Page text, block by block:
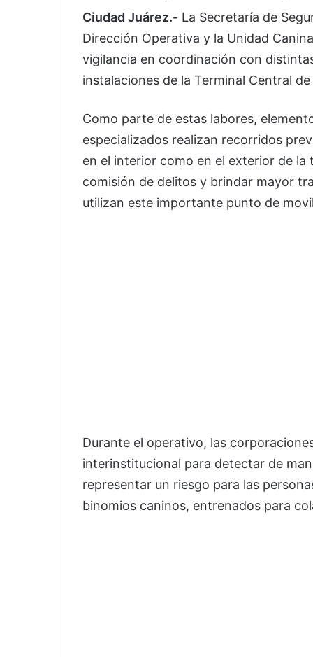
Ciudad Juárez.- La Secretaría de
Dirección Operativa y la Unidad
vigilancia en coordinación con
instalaciones de la Terminal Central
Como parte de estas labores,
especializados realizan recorridos
en el interior como en el exterior de
comisión de delitos y brindar mayor
utilizan este importante punto de
Durante el operativo, las
interinstitucional para detectar de
representar un riesgo para las
binomios caninos, entrenados para